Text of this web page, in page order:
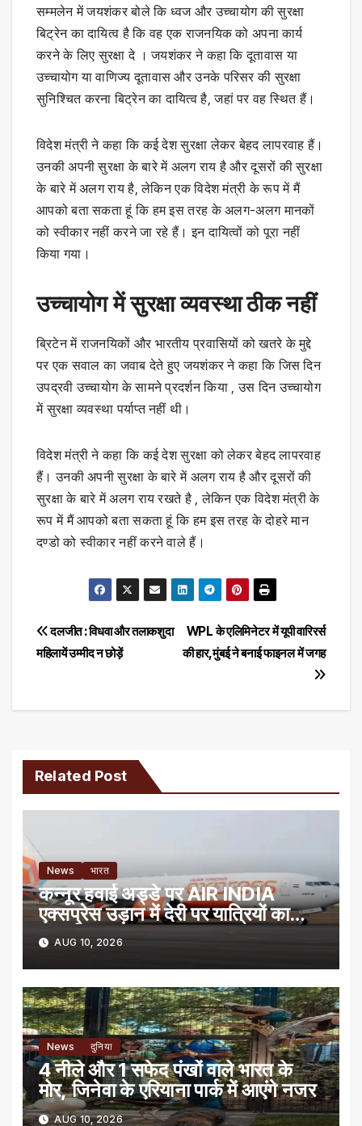
सम्मलेन में जयशंकर बोले कि ध्वज और उच्चायोग की सुरक्षा
बिट्रेन का दायित्व है कि वह एक राजनयिक को अपना कार्य
करने के लिए सुरक्षा दे । जयशंकर ने कहा कि दूतावास या
उच्चायोग या वाणिज्य दूतावास और उनके परिसर की सुरक्षा
सुनिश्चित करना बिट्रेन का दायित्व है, जहां पर वह स्थित हैं।
विदेश मंत्री ने कहा कि कई देश सुरक्षा लेकर बेहद लापरवाह हैं।
उनकी अपनी सुरक्षा के बारे में अलग राय है और दूसरों की सुरक्षा
के बारे में अलग राय है, लेकिन एक विदेश मंत्री के रूप में मैं
आपको बता सकता हूं कि हम इस तरह के अलग-अलग मानकों
को स्वीकार नहीं करने जा रहे हैं। इन दायित्वों को पूरा नहीं
किया गया।
उच्चायोग में सुरक्षा व्यवस्था ठीक नहीं
ब्रिटेन में राजनयिकों और भारतीय प्रवासियों को खतरे के मुद्दे
पर एक सवाल का जवाब देते हुए जयशंकर ने कहा कि जिस दिन
उपद्रवी उच्चायोग के सामने प्रदर्शन किया , उस दिन उच्चायोग
में सुरक्षा व्यवस्था पर्याप्त नहीं थी।
विदेश मंत्री ने कहा कि कई देश सुरक्षा को लेकर बेहद लापरवाह
हैं। उनकी अपनी सुरक्षा के बारे में अलग राय है और दूसरों की
सुरक्षा के बारे में अलग राय रखते है , लेकिन एक विदेश मंत्री के
रूप में मैं आपको बता सकता हूं कि हम इस तरह के दोहरे मान
दण्डो को स्वीकार नहीं करने वाले हैं।
Post
navigation
WPL के एलिमिनेटर में यूपी वारिरर्स
की हार,मुंबई ने बनाई फाइनल में जगह
दलजीत : विधवा और तलाकशुदा
महिलायें उम्मीद न छोड़ें
Related Post
News भारत
कन्नूर हवाई अड्डे पर AIR INDIA
एक्सप्रेस उड़ान में देरी पर यात्रियों का
प्रदर्शन
AUG 10, 2026
News दुनिया
4 नीले और 1 सफेद पंखों वाले भारत के
मोर, जिनेवा के एरियाना पार्क में आएंगे नजर
AUG 10, 2026